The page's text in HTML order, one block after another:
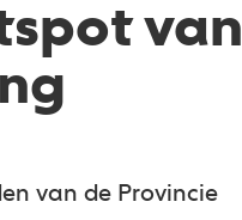
van
van de Provincie